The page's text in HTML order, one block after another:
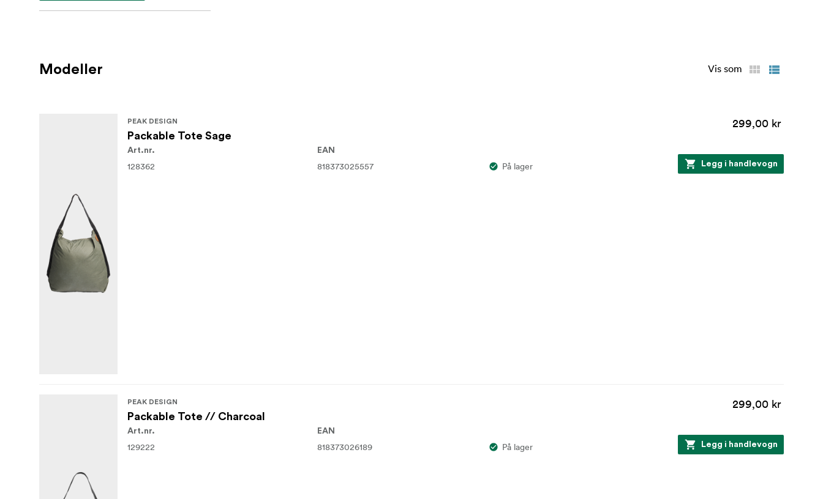
Modeller Vis som
PEAK DESIGN
Packable Tote Sage
299,00 kr
Art.nr.
128362
EAN
818373025557 På lager Legg i handlevogn
PEAK DESIGN
Packable Tote // Charcoal
299,00 kr
Art.nr.
129222
EAN
818373026189 På lager Legg i handlevogn